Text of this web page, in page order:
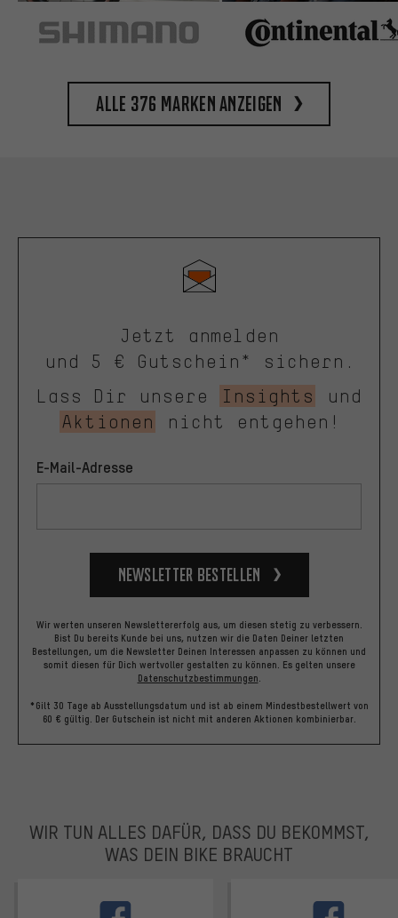
Alle 376 Marken anzeigen
Jetzt anmelden
und 5 € Gutschein* sichern.
Lass Dir unsere
Insights
und
Aktionen
nicht entgehen!
E-Mail-Adresse
Newsletter bestellen
Wir werten unseren Newslettererfolg aus, um diesen stetig zu verbessern.
Bist Du bereits Kunde bei uns, nutzen wir die Daten Deiner letzten
Bestellungen, um die Newsletter Deinen Interessen anpassen zu können und
somit diesen für Dich wertvoller gestalten zu können. Es gelten unsere
Datenschutzbestimmungen.
*Gilt 30 Tage ab Ausstellungsdatum und ist ab einem Mindestbestellwert von
60 € gültig. Der Gutschein ist nicht mit anderen Aktionen kombinierbar.
WIR TUN ALLES DAFÜR, DASS DU BEKOMMST,
WAS DEIN BIKE BRAUCHT